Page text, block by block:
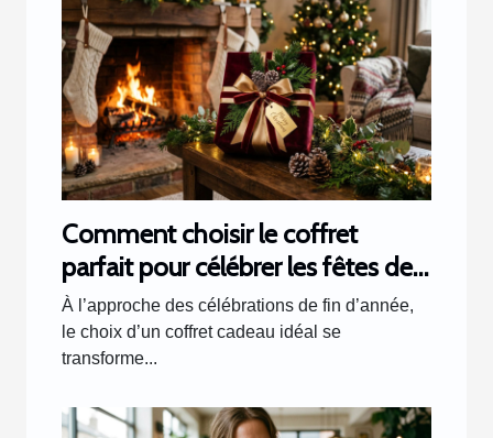
Comment choisir le coffret
parfait pour célébrer les fêtes de
fin d'année ?
À l’approche des célébrations de fin d’année,
le choix d’un coffret cadeau idéal se
transforme...